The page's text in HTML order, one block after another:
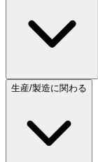
生産/製造に関わる